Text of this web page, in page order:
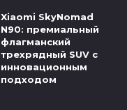
Xiaomi SkyNomad
N90: премиальный
флагманский
трехрядный SUV с
инновационным
подходом